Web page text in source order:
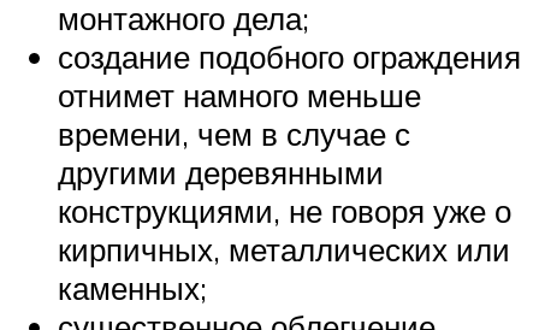
монтажного дела;
создание подобного ограждения
отнимет намного меньше
времени, чем в случае с
другими деревянными
конструкциями, не говоря уже о
кирпичных, металлических или
каменных;